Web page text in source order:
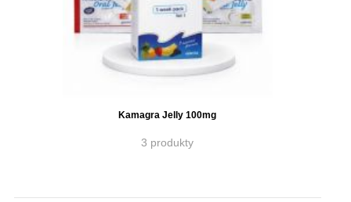
Kamagra Jelly 100mg
3 produkty